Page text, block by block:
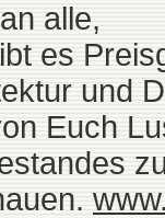
alle,
es
und
Euch